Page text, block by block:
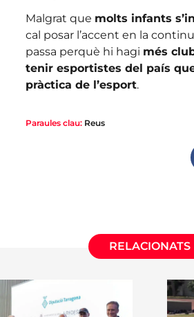
Malgrat que molts infants
cal posar l’accent en la
passa perquè hi hagi més
tenir esportistes del país
pràctica de l’esport.
Paraules clau: Reus
RELACIONATS